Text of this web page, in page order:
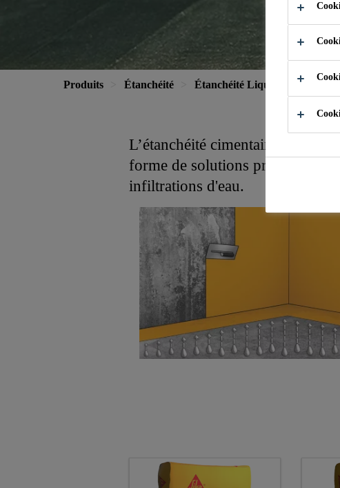
Produits Étanchéité Étanchéité Liquide
L’étanchéité cimentaire sert à
forme de solutions prêtes à
infiltrations d'eau.